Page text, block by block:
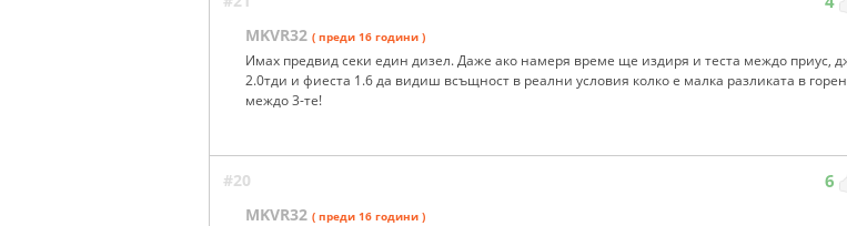
MKVR32 ( преди 16 години )
Имах предвид секи един дизел. Даже ако намеря време ще издиря и теста междо приус,
2.0тди и фиеста 1.6 да видиш всъщност в реални условия колко е малка разликата в
междо 3-те!
#20 6
MKVR32 ( преди 16 години )